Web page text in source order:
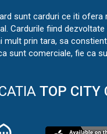
sunt carduri ce iti
Cardurile fiind
mult prin tara, sa
sunt comerciale, fie ca
TOP CITY